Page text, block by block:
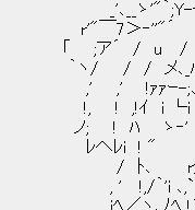
_'､__ゝ'"｀;Y-‐‐-､
r'"￣7＞‐''"´ ヾ
「 ;ア´ / u / i ,'
｀ヽ/ / / メ
,' ,' !ｧｧｰ-;､.
!, ! ,!ｲ i └i
ノ; ! ﾊ
ﾚへﾚi ! "
/ ﾄ､ rｧー-
, ' !,/｀'i ､,` ､